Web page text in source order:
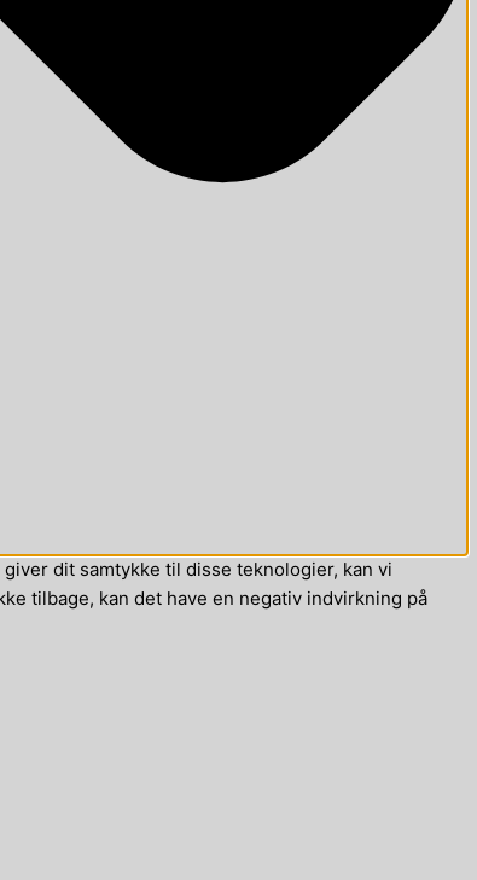
dit samtykke til disse teknologier, kan vi
tilbage, kan det have en negativ indvirkning på